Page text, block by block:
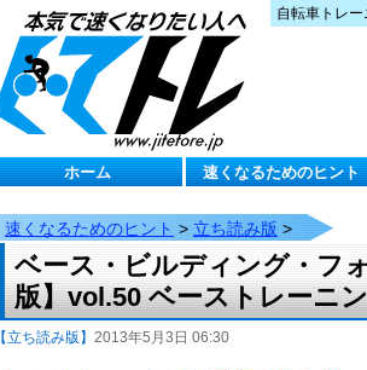
自転車トレー
ホーム 速くなるためのヒント
速くなるためのヒント > 立ち読み版 >
ベース・ビルディング・フ
版】vol.50 ベーストレーニ
【立ち読み版】 2013年5月3日 06:30